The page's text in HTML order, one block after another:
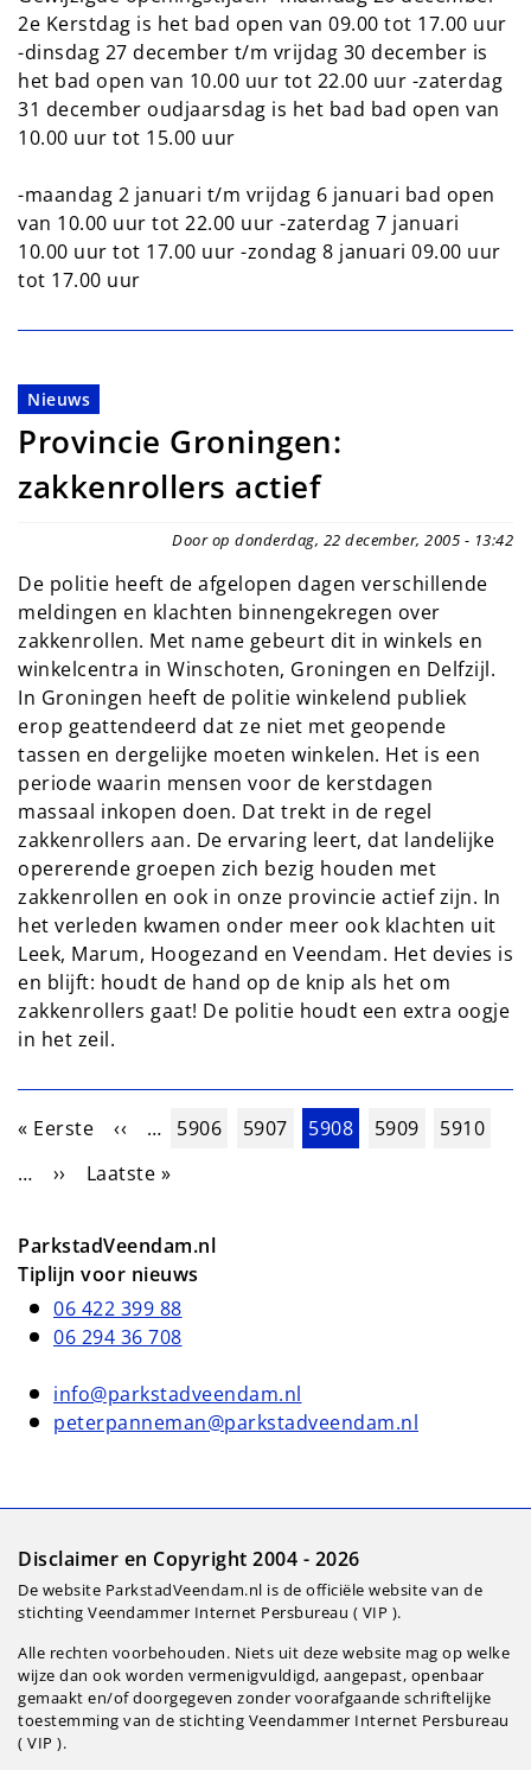
2e Kerstdag is het bad open van 09.00 tot 17.00 uur
-dinsdag 27 december t/m vrijdag 30 december is
het bad open van 10.00 uur tot 22.00 uur -zaterdag
31 december oudjaarsdag is het bad bad open van
10.00 uur tot 15.00 uur
-maandag 2 januari t/m vrijdag 6 januari bad open
van 10.00 uur tot 22.00 uur -zaterdag 7 januari
10.00 uur tot 17.00 uur -zondag 8 januari 09.00 uur
tot 17.00 uur
Nieuws
Provincie Groningen:
zakkenrollers actief
Door op donderdag, 22 december, 2005 - 13:42
De politie heeft de afgelopen dagen verschillende
meldingen en klachten binnengekregen over
zakkenrollen. Met name gebeurt dit in winkels en
winkelcentra in Winschoten, Groningen en Delfzijl.
In Groningen heeft de politie winkelend publiek
erop geattendeerd dat ze niet met geopende
tassen en dergelijke moeten winkelen. Het is een
periode waarin mensen voor de kerstdagen
massaal inkopen doen. Dat trekt in de regel
zakkenrollers aan. De ervaring leert, dat landelijke
opererende groepen zich bezig houden met
zakkenrollen en ook in onze provincie actief zijn. In
het verleden kwamen onder meer ook klachten uit
Leek, Marum, Hoogezand en Veendam. Het devies is
en blijft: houdt de hand op de knip als het om
zakkenrollers gaat! De politie houdt een extra oogje
in het zeil.
Paginering
Eerste pagina
« Eerste Vorige pagina
‹‹ … Pagina
5906 Pagina
5907 Huidige pagina
5908 Pagina
5909 Pagina
5910
…
Volgende pagina
›› Laatste pagina
Laatste »
ParkstadVeendam.nl
Tiplijn voor nieuws
06 422 399 88
06 294 36 708
info@parkstadveendam.nl
peterpanneman@parkstadveendam.nl
Disclaimer en Copyright 2004 - 2026
De website ParkstadVeendam.nl is de officiële website van de
stichting Veendammer Internet Persbureau ( VIP ).
Alle rechten voorbehouden. Niets uit deze website mag op welke
wijze dan ook worden vermenigvuldigd, aangepast, openbaar
gemaakt en/of doorgegeven zonder voorafgaande schriftelijke
toestemming van de stichting Veendammer Internet Persbureau
( VIP ).